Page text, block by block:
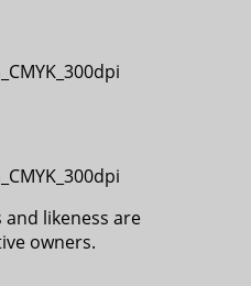
likeness are
owners.